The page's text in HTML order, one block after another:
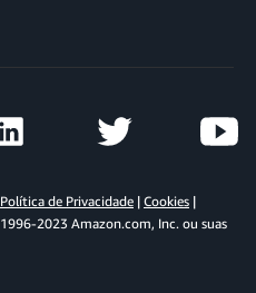
Política de Privacidade | Cookies |
2023 Amazon.com, Inc. ou suas